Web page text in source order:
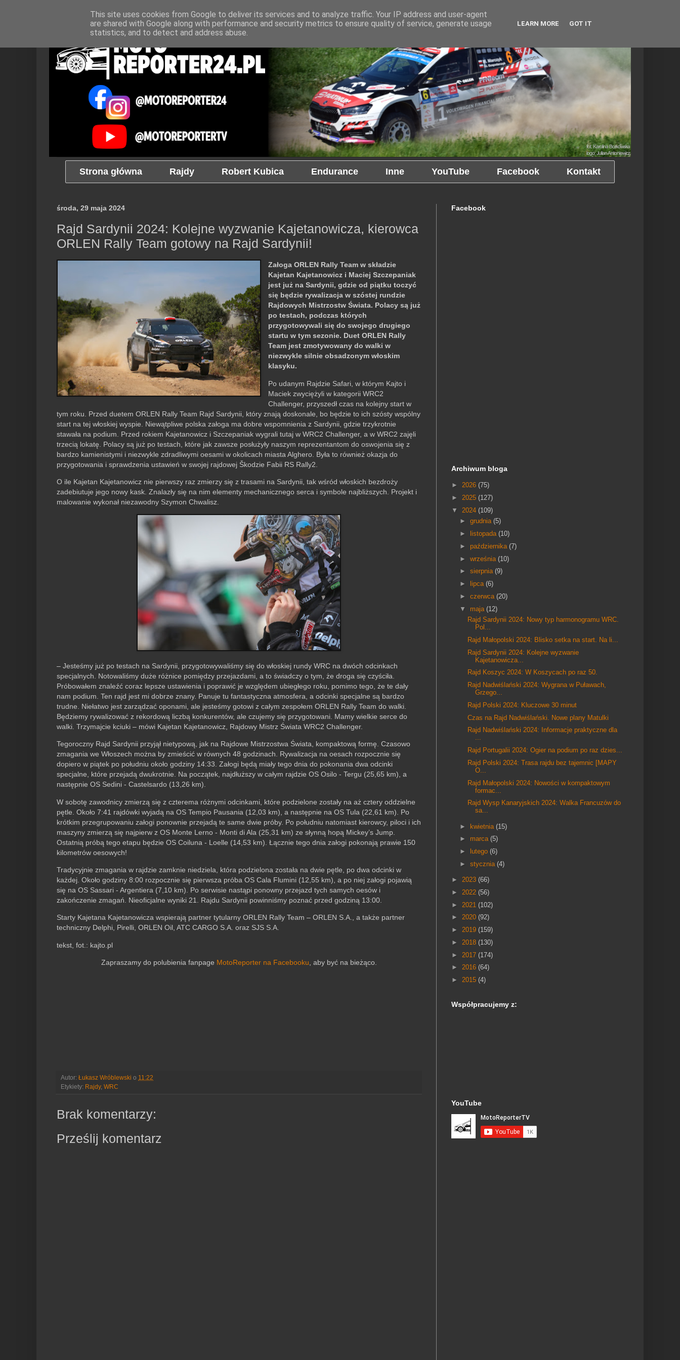
Strona główna Rajdy Robert Kubica Endurance Inne YouTube Facebook Kontakt
środa, 29 maja 2024
Rajd Sardynii 2024: Kolejne wyzwanie Kajetanowicza, kierowca
ORLEN Rally Team gotowy na Rajd Sardynii!
Załoga ORLEN Rally Team w składzie
Kajetan Kajetanowicz i Maciej Szczepaniak
jest już na Sardynii, gdzie od piątku toczyć
się będzie rywalizacja w szóstej rundzie
Rajdowych Mistrzostw Świata. Polacy są już
po testach, podczas których
przygotowywali się do swojego drugiego
startu w tym sezonie. Duet ORLEN Rally
Team jest zmotywowany do walki w
niezwykle silnie obsadzonym włoskim
klasyku.
Po udanym Rajdzie Safari, w którym Kajto i
Maciek zwyciężyli w kategorii WRC2
Challenger, przyszedł czas na kolejny start w
tym roku. Przed duetem ORLEN Rally Team Rajd Sardynii, który znają doskonale, bo będzie to ich szósty wspólny
start na tej włoskiej wyspie. Niewątpliwe polska załoga ma dobre wspomnienia z Sardynii, gdzie trzykrotnie
stawała na podium. Przed rokiem Kajetanowicz i Szczepaniak wygrali tutaj w WRC2 Challenger, a w WRC2 zajęli
trzecią lokatę. Polacy są już po testach, które jak zawsze posłużyły naszym reprezentantom do oswojenia się z
bardzo kamienistymi i niezwykle zdradliwymi oesami w okolicach miasta Alghero. Była to również okazja do
przygotowania i sprawdzenia ustawień w swojej rajdowej Škodzie Fabii RS Rally2.
O ile Kajetan Kajetanowicz nie pierwszy raz zmierzy się z trasami na Sardynii, tak wśród włoskich bezdroży
zadebiutuje jego nowy kask. Znalazły się na nim elementy mechanicznego serca i symbole najbliższych. Projekt i
malowanie wykonał niezawodny Szymon Chwalisz.
– Jesteśmy już po testach na Sardynii, przygotowywaliśmy się do włoskiej rundy WRC na dwóch odcinkach
specjalnych. Notowaliśmy duże różnice pomiędzy przejazdami, a to świadczy o tym, że droga się czyściła.
Próbowałem znaleźć coraz lepsze ustawienia i poprawić je względem ubiegłego roku, pomimo tego, że te dały
nam podium. Ten rajd jest mi dobrze znany. Panuje tu fantastyczna atmosfera, a odcinki specjalne są bardzo
trudne. Niełatwo jest zarządzać oponami, ale jesteśmy gotowi z całym zespołem ORLEN Rally Team do walki.
Będziemy rywalizować z rekordową liczbą konkurentów, ale czujemy się przygotowani. Mamy wielkie serce do
walki. Trzymajcie kciuki – mówi Kajetan Kajetanowicz, Rajdowy Mistrz Świata WRC2 Challenger.
Tegoroczny Rajd Sardynii przyjął nietypową, jak na Rajdowe Mistrzostwa Świata, kompaktową formę. Czasowo
zmagania we Włoszech można by zmieścić w równych 48 godzinach. Rywalizacja na oesach rozpocznie się
dopiero w piątek po południu około godziny 14:33. Załogi będą miały tego dnia do pokonania dwa odcinki
specjalne, które przejadą dwukrotnie. Na początek, najdłuższy w całym rajdzie OS Osilo - Tergu (25,65 km), a
następnie OS Sedini - Castelsardo (13,26 km).
W sobotę zawodnicy zmierzą się z czterema różnymi odcinkami, które podzielone zostały na aż cztery oddzielne
pętle. Około 7:41 rajdówki wyjadą na OS Tempio Pausania (12,03 km), a następnie na OS Tula (22,61 km). Po
krótkim przegrupowaniu załogi ponownie przejadą te same dwie próby. Po południu natomiast kierowcy, piloci i ich
maszyny zmierzą się najpierw z OS Monte Lerno - Monti di Ala (25,31 km) ze słynną hopą Mickey’s Jump.
Ostatnią próbą tego etapu będzie OS Coiluna - Loelle (14,53 km). Łącznie tego dnia załogi pokonają prawie 150
kilometrów oesowych!
Tradycyjnie zmagania w rajdzie zamknie niedziela, która podzielona została na dwie pętle, po dwa odcinki w
każdej. Około godziny 8:00 rozpocznie się pierwsza próba OS Cala Flumini (12,55 km), a po niej załogi pojawią
się na OS Sassari - Argentiera (7,10 km). Po serwisie nastąpi ponowny przejazd tych samych oesów i
zakończenie zmagań. Nieoficjalne wyniki 21. Rajdu Sardynii powinniśmy poznać przed godziną 13:00.
Starty Kajetana Kajetanowicza wspierają partner tytularny ORLEN Rally Team – ORLEN S.A., a także partner
techniczny Delphi, Pirelli, ORLEN Oil, ATC CARGO S.A. oraz SJS S.A.
tekst, fot.: kajto.pl
Zapraszamy do polubienia fanpage MotoReporter na Facebooku , aby być na bieżąco.
Autor: Łukasz Wróblewski o 11:22
Etykiety: Rajdy, WRC
Brak komentarzy:
Prześlij komentarz
Facebook
Archiwum bloga
► 2026 (75)
► 2025 (127)
▼ 2024 (109)
► grudnia (5)
►
listopada (10)
► października (7)
► września (10)
► sierpnia (9)
►
lipca (6)
► czerwca (20)
▼ maja (12)
Rajd Sardynii 2024: Nowy typ harmonogramu WRC.
Pol...
Rajd Małopolski 2024: Blisko setka na start. Na li...
Rajd Sardynii 2024: Kolejne wyzwanie
Kajetanowicza...
Rajd Koszyc 2024: W Koszycach po raz 50.
Rajd Nadwiślański 2024: Wygrana w Puławach,
Grzego...
Rajd Polski 2024: Kluczowe 30 minut
Czas na Rajd Nadwiślański. Nowe plany Matulki
Rajd Nadwiślański 2024: Informacje praktyczne dla
...
Rajd Portugalii 2024: Ogier na podium po raz dzies...
Rajd Polski 2024: Trasa rajdu bez tajemnic [MAPY
O...
Rajd Małopolski 2024: Nowości w kompaktowym
formac...
Rajd Wysp Kanaryjskich 2024: Walka Francuzów do
sa...
► kwietnia (15)
► marca (5)
►
lutego (6)
► stycznia (4)
► 2023 (66)
► 2022 (56)
► 2021 (102)
► 2020 (92)
► 2019 (159)
► 2018 (130)
► 2017 (174)
► 2016 (64)
► 2015 (4)
Współpracujemy z:
YouTube
This site uses cookies from Google to deliver its services and to analyze traffic. Your IP address and user-agent
are shared with Google along with performance and security metrics to ensure quality of service, generate usage
statistics, and to detect and address abuse.
LEARN MORE GOT IT